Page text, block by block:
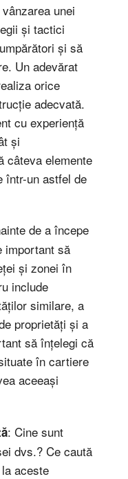
unei
și tactici
și să
Un adevărat
orice
adecvată.
cu experiență
și
câteva elemente
într-un astfel de
de a începe
important să
și zonei în
include
similare, a
proprietăți și a
să înțelegi că
în cartiere
aceeași
: Cine sunt
dvs.? Ce caută
aceste